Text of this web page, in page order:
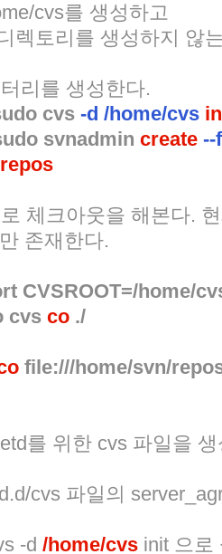
cvs를 생성하고
렉토리를 생성하지 않
리를 생성한다.
cvs -d /home/cvs
svnadmin create --
체크아웃을 해본다.
존재한다.
CVSROOT=/home/
cvs co ./
file:///home/svn/
를 위한 cvs 파일을
cvs 파일의
-d /home/cvs init 으로